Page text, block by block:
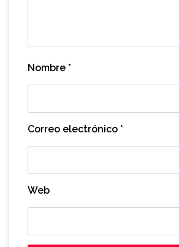
Nombre *
Correo electrónico *
Web